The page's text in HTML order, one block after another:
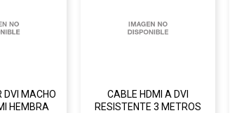
DVI MACHO
HEMBRA
CABLE HDMI A DVI
RESISTENTE 3 METROS